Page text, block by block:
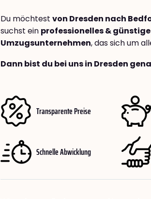
Du möchtest von Dresden nach
suchst ein professionelles &
Umzugsunternehmen, das sich um
Dann bist du bei uns in Dresden
Transparente Preise
Schnelle Abwicklung